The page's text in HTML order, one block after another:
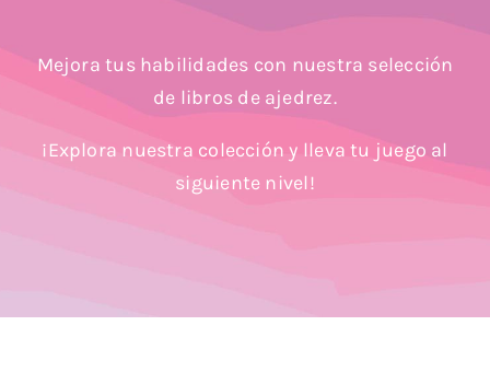
Mejora tus habilidades con nuestra selección
de libros de ajedrez.
¡Explora nuestra colección y lleva tu juego al
siguiente nivel!